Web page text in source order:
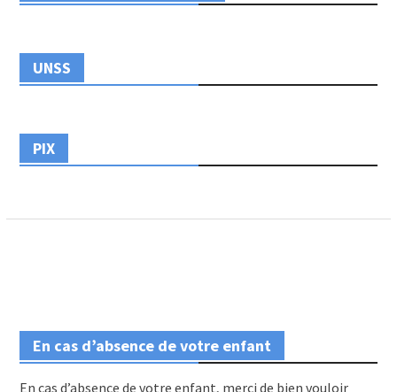
UNSS
PIX
En cas d’absence de votre enfant
En cas d’absence de votre enfant, merci de bien vouloir